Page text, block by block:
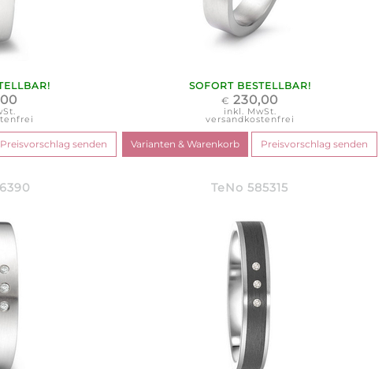
SOFORT BESTELLBAR!
€ 230,00
inkl. MwSt.
versandkostenfrei
TeNo 585315